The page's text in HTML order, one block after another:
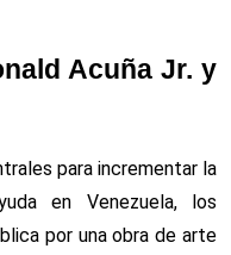
Acuña Jr. y
para incrementar la
en Venezuela, los
por una obra de arte